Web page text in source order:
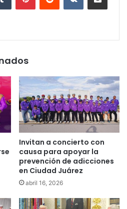
Invitan a concierto con
causa para apoyar la
prevención de adicciones
en Ciudad Juárez
abril 16, 2026